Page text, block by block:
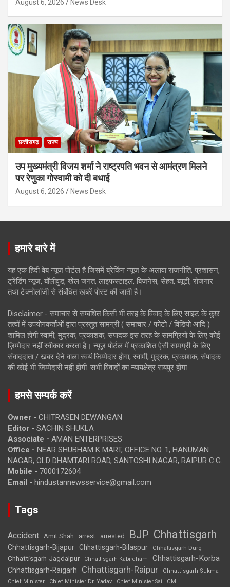
August 6, 2026 News Desk
छत्तीसगढ़ राज्य
उप मुख्यमंत्री विजय शर्मा ने राष्ट्रपति भवन से आमंत्रण मिलने
पर रेणुका गोस्वामी को दी बधाई
August 6, 2026 News Desk
हमारे बारे में
यह एक हिंदी वेब न्यूज़ पोर्टल है जिसमें ब्रेकिंग न्यूज़ के अलावा राजनीति, प्रशासन,
ट्रेंडिंग न्यूज, बॉलीवुड, खेल जगत, लाइफस्टाइल, बिजनेस, सेहत, ब्यूटी, रोजगार
तथा टेक्नोलॉजी से संबंधित खबरें पोस्ट की जाती है।
Disclaimer - समाचार से सम्बंधित किसी भी तरह के विवाद के लिए साइट के कुछ
तत्वों में उपयोगकर्ताओं द्वारा प्रस्तुत सामग्री ( समाचार / फोटो / विडियो आदि )
शामिल होगी स्वामी, मुद्रक, प्रकाशक, संपादक इस तरह के सामग्रियों के लिए कोई
ज़िम्मेदार नहीं स्वीकार करता है। न्यूज़ पोर्टल में प्रकाशित ऐसी सामग्री के लिए
संवाददाता / खबर देने वाला स्वयं जिम्मेदार होगा, स्वामी, मुद्रक, प्रकाशक, संपादक
की कोई भी जिम्मेदारी नहीं होगी. सभी विवादों का न्यायक्षेत्र रायपुर होगा
हमसे सम्पर्क करें
Owner - CHITRASEN DEWANGAN
Editor - SACHIN SHUKLA
Associate - AMAN ENTERPRISES
Office - NEAR SHUBHAM K MART, OFFICE NO. 1, HANUMAN
NAGAR, OLD DHAMTARI ROAD, SANTOSHI NAGAR, RAIPUR C.G.
Mobile - 7000172604
Email - hindustannewsservice@gmail.com
Tags
Accident Amit Shah arrest arrested BJP Chhattisgarh
Chhattisgarh-Bijapur Chhattisgarh-Bilaspur Chhattisgarh-Durg
Chhattisgarh-Jagdalpur Chhattisgarh-Kabirdham Chhattisgarh-Korba
Chhattisgarh-Raigarh Chhattisgarh-Raipur
Chhattisgarh-Sukma
Chief Minister
Chief Minister Dr. Yadav Chief Minister Sai CM